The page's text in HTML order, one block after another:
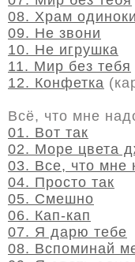
08. Храм
09. Не звони
10. Не игрушка
11. Мир без тебя
12. Конфетка
Всё, что мне
01. Вот так
02. Море цвета
03. Все, что мне
04. Просто так
05. Смешно
06. Кап-кап
07. Я дарю тебе
08. Вспоминай